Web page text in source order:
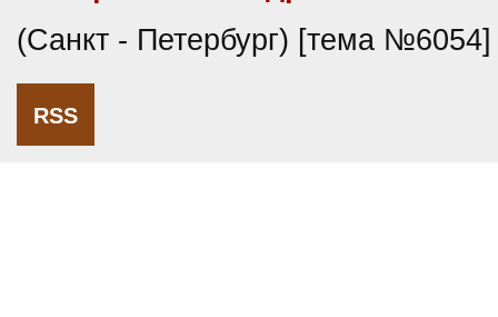
(Санкт - Петербург) [тема №6054]
RSS